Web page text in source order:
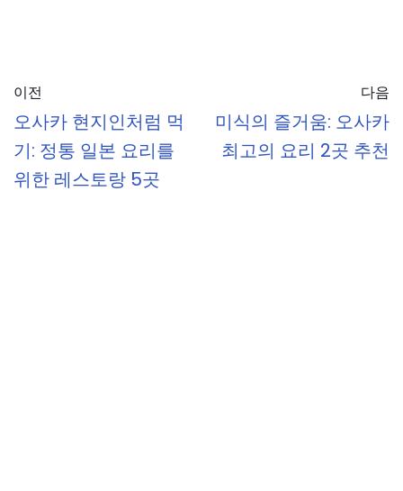
이전
오사카 현지인처럼 먹
기: 정통 일본 요리를
위한 레스토랑 5곳
다음
미식의 즐거움: 오사카
최고의 요리 2곳 추천